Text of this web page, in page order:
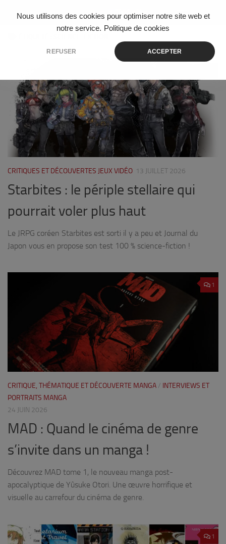
Nous utilisons des cookies pour optimiser notre site web et
notre service. Politique de cookies
REFUSER ACCEPTER
Skip to content
CRITIQUES ET DÉCOUVERTES JEUX VIDÉO 13 JUILLET 2026
Starbites : le périple stellaire qui
pourrait voler plus haut
Le JRPG coréen Starbites est sorti il y a peu et Journal du
Japon vous en propose son test 100 % science-fiction !
1
CRITIQUE, THÉMATIQUE ET DÉCOUVERTE MANGA / INTERVIEWS ET
PORTRAITS MANGA
24 JUIN 2026
MAD : Quand le cinéma de genre
s’invite dans un manga !
Découvrez MAD tome 1, le nouveau manga post-
apocalyptique de Yûsuke Otori. Une œuvre horrifique et
visuelle au carrefour du cinéma de genre.
1